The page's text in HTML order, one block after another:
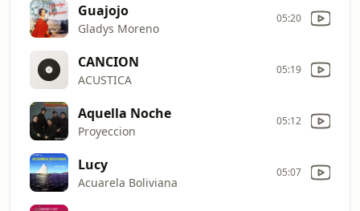
Guajojo
Gladys Moreno
05:20
CANCION
ACUSTICA
05:19
Aquella Noche
Proyeccion
05:12
Lucy
Acuarela Boliviana
05:07